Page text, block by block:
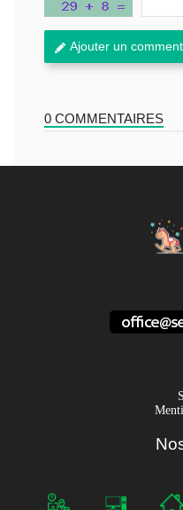
Ajouter un
0 COMMENTAIRES